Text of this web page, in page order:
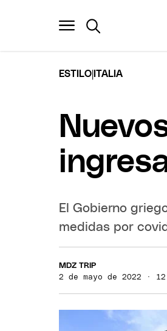
ESTILO ITALIA
El Gobierno
medidas por
MDZ TRIP
2 de mayo de 2022 ·